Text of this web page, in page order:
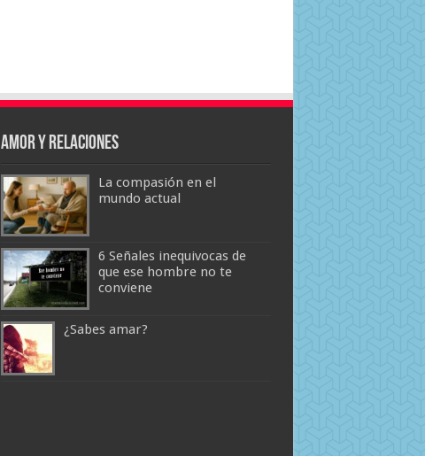
Amor y Relaciones
La compasión en el
mundo actual
6 Señales inequivocas de
que ese hombre no te
conviene
¿Sabes amar?